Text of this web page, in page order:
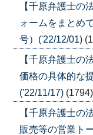
【千原弁護士
ォームをまとめ
号）('22/12/01)
【千原弁護士
価格の具体的な
('22/11/17) (1794)
【千原弁護士
販売等の営業ト